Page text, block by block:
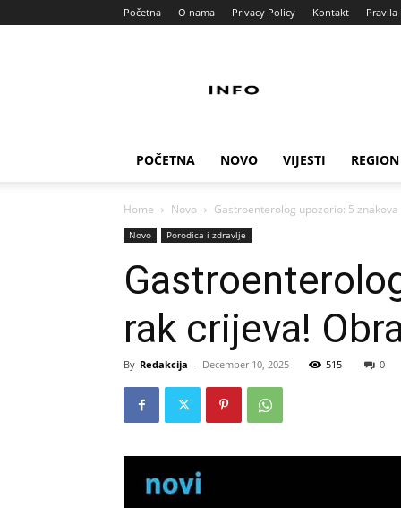
Početna O nama Privacy Policy Kontakt
POČETNA NOVO VIJESTI REGION
Home Novo Gastroenterolog upozorio: 5
Novo Porodica i zdravlje
rak crijeva!
By Redakcija - December 10, 2025 515 0